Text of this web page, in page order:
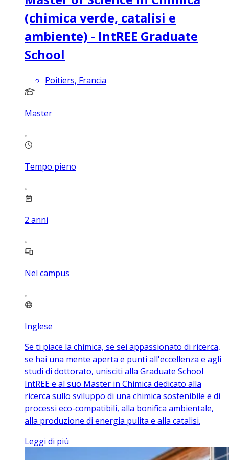
(chimica verde, catalisi e
ambiente) - IntREE Graduate
School
Poitiers, Francia
Master
Tempo pieno
2 anni
Nel campus
Inglese
Se ti piace la chimica, se sei appassionato di ricerca,
se hai una mente aperta e punti all'eccellenza e agli
studi di dottorato, unisciti alla Graduate School
IntREE e al suo Master in Chimica dedicato alla
ricerca sullo sviluppo di una chimica sostenibile e di
processi eco-compatibili, alla bonifica ambientale,
alla produzione di energia pulita e alla catalisi.
Leggi di più